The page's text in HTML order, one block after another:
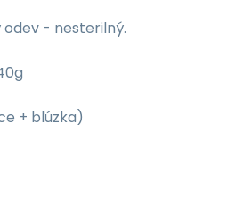
- nesterilný.
+ blúzka)